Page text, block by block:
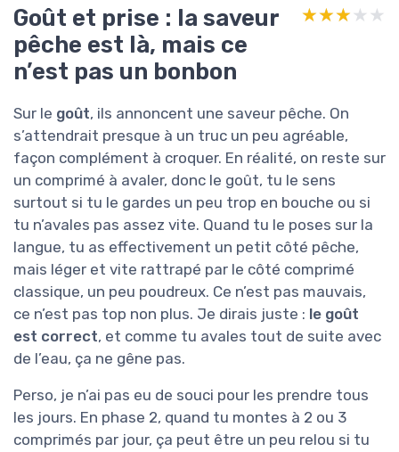
Goût et prise : la saveur
pêche est là, mais ce
n’est pas un bonbon
★★★★★
★★★★★
Sur le goût, ils annoncent une saveur pêche. On
s’attendrait presque à un truc un peu agréable,
façon complément à croquer. En réalité, on reste sur
un comprimé à avaler, donc le goût, tu le sens
surtout si tu le gardes un peu trop en bouche ou si
tu n’avales pas assez vite. Quand tu le poses sur la
langue, tu as effectivement un petit côté pêche,
mais léger et vite rattrapé par le côté comprimé
classique, un peu poudreux. Ce n’est pas mauvais,
ce n’est pas top non plus. Je dirais juste : le goût
est correct, et comme tu avales tout de suite avec
de l’eau, ça ne gêne pas.
Perso, je n’ai pas eu de souci pour les prendre tous
les jours. En phase 2, quand tu montes à 2 ou 3
comprimés par jour, ça peut être un peu relou si tu